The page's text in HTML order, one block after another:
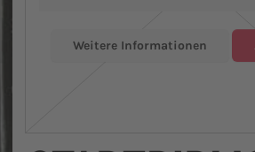
Weitere Informationen